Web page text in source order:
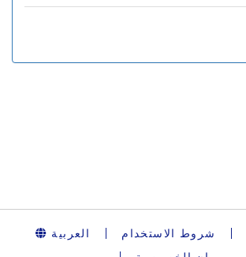
العربية شروط الاستخدام